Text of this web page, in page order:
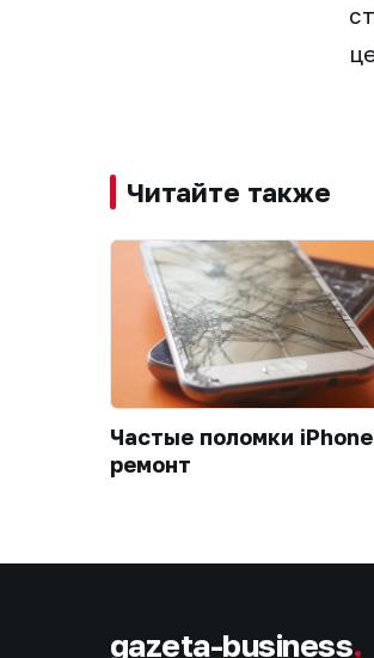
Читайте также
Частые поломки
ремонт
gazeta-business.